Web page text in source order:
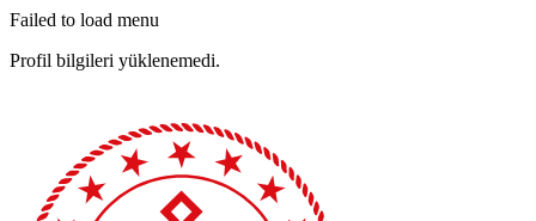
Failed to load menu
Profil bilgileri yüklenemedi.